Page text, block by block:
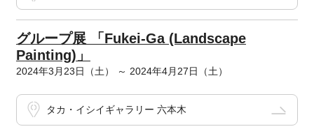
グループ展 「Fukei-Ga (Landscape
Painting)」
2024年3月23日（土） ～ 2024年4月27日（土）
タカ・イシイギャラリー 六本木